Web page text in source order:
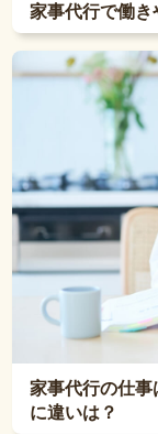
家事代行で働
家事代行の仕
に違いは？